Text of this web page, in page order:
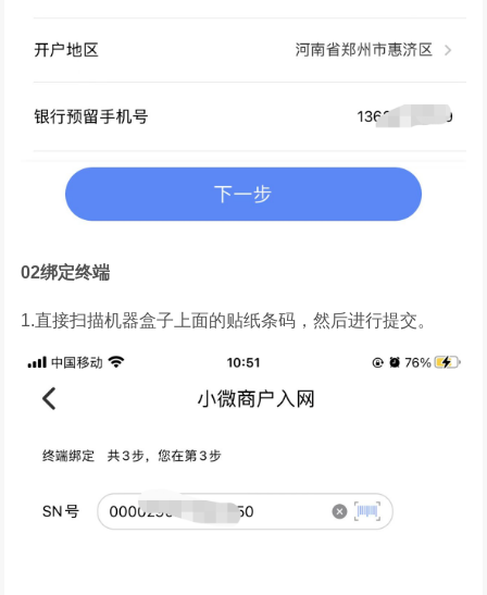
02绑定终端
1.直接扫描机器盒子上面的贴纸条码，然后进行提交。